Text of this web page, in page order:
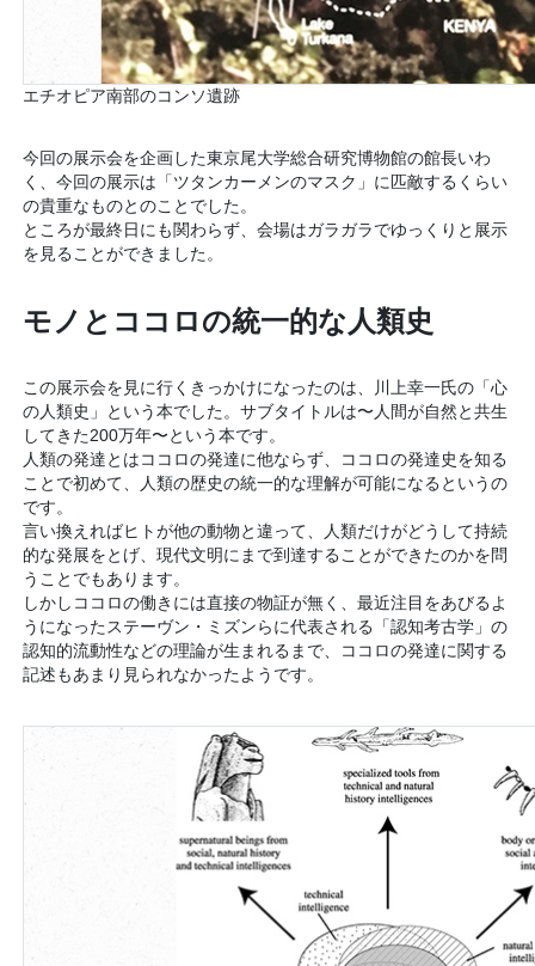
エチオピア南部のコンソ遺跡
今回の展示会を企画した東京尾大学総合研究博物館の館長いわ
く、今回の展示は「ツタンカーメンのマスク」に匹敵するくらい
の貴重なものとのことでした。
ところが最終日にも関わらず、会場はガラガラでゆっくりと展示
を見ることができました。
モノとココロの統一的な人類史
この展示会を見に行くきっかけになったのは、川上幸一氏の「心
の人類史」という本でした。サブタイトルは〜人間が自然と共生
してきた200万年〜という本です。
人類の発達とはココロの発達に他ならず、ココロの発達史を知る
ことで初めて、人類の歴史の統一的な理解が可能になるというの
です。
言い換えればヒトが他の動物と違って、人類だけがどうして持続
的な発展をとげ、現代文明にまで到達することができたのかを問
うことでもあります。
しかしココロの働きには直接の物証が無く、最近注目をあびるよ
うになったステーヴン・ミズンらに代表される「認知考古学」の
認知的流動性などの理論が生まれるまで、ココロの発達に関する
記述もあまり見られなかったようです。